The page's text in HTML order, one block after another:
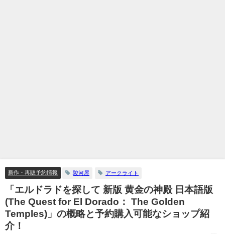
新作・再販予約情報 駿河屋 アークライト
「エルドラドを探して 新版 黄金の神殿 日本語版
(The Quest for El Dorado： The Golden
Temples)」の概略と予約購入可能なショップ紹
介！